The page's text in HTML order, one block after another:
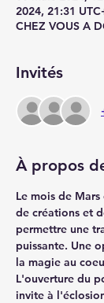
2024, 21:31
CHEZ VOUS A
Invités
À propos
Le mois de
de créations et
permettre une
puissante. Une
la magie au
L'ouverture du
invite à